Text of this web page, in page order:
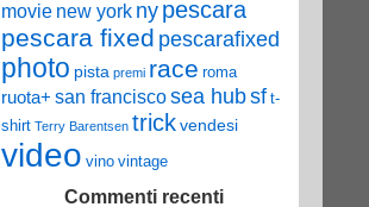
movie new york nypescara
pescara fixed pescarafixed
photo pista premi race roma
ruota+ san franciscosea hubsf t-
shirt Terry Barentsen trickvendesi
video vino vintage
Commenti recenti